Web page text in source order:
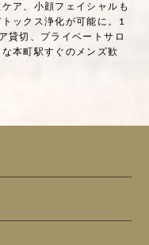
ア、小顔フェイシャルも
ックス浄化が可能に。1
貸切、プライベートサロ
本町駅すぐのメンズ歓